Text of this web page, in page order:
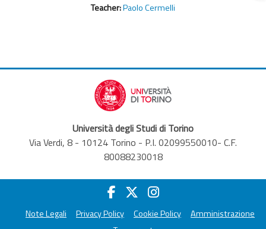
Teacher:Paolo Cermelli
Università degli Studi di Torino
Via Verdi, 8 - 10124 Torino - P.I. 02099550010- C.F.
80088230018
Note Legali Privacy Policy Cookie Policy
Amministrazione